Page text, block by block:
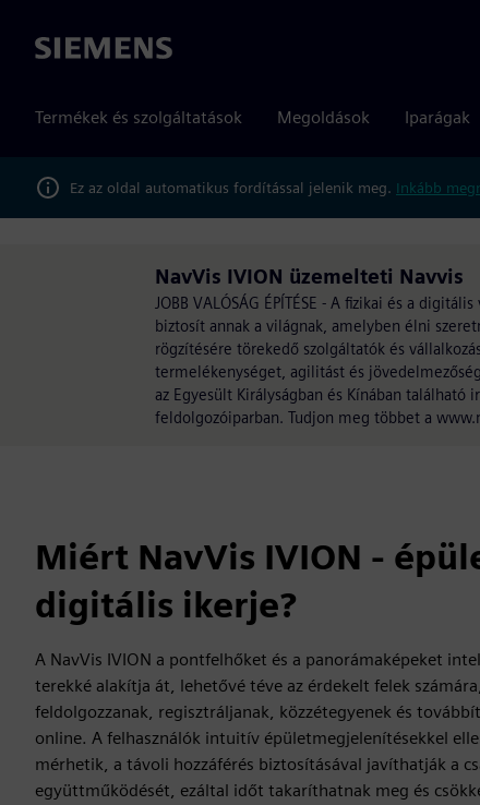
Siemens
Termékek és szolgáltatások Megoldások Iparágak
Ez az oldal automatikus fordítással jelenik meg. Inkább
NavVis IVION üzemelteti Navvis
JOBB VALÓSÁG ÉPÍTÉSE - A fizikai és a
biztosít annak a világnak, amelyben élni
rögzítésére törekedő szolgáltatók és
termelékenységet, agilitást és
az Egyesült Királyságban és Kínában
feldolgozóiparban. Tudjon meg többet a
Miért NavVis IVION -
digitális ikerje?
A NavVis IVION a pontfelhőket és a panorámaképeket
terekké alakítja át, lehetővé téve az érdekelt felek
feldolgozzanak, regisztráljanak, közzétegyenek és
online. A felhasználók intuitív épületmegjelenítésekkel
mérhetik, a távoli hozzáférés biztosításával javíthatják a
együttműködését, ezáltal időt takaríthatnak meg és